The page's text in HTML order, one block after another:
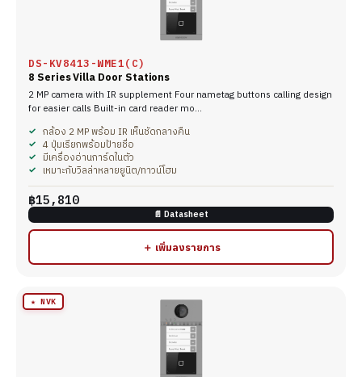
DS-KV8413-WME1(C)
8 Series Villa Door Stations
2 MP camera with IR supplement Four nametag buttons calling design
for easier calls Built-in card reader mo…
กล้อง 2 MP พร้อม IR เห็นชัดกลางคืน
4 ปุ่มเรียกพร้อมป้ายชื่อ
มีเครื่องอ่านการ์ดในตัว
เหมาะกับวิลล่าหลายยูนิต/ทาวน์โฮม
฿15,810
📄 Datasheet
＋ เพิ่มลงรายการ
★ NVK